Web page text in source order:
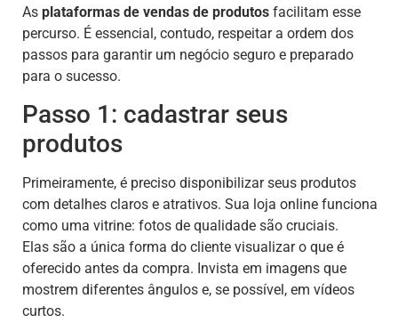
As plataformas de vendas de produtos facilitam esse
percurso. É essencial, contudo, respeitar a ordem dos
passos para garantir um negócio seguro e preparado
para o sucesso.
Passo 1: cadastrar seus
produtos
Primeiramente, é preciso disponibilizar seus produtos
com detalhes claros e atrativos. Sua loja online funciona
como uma vitrine: fotos de qualidade são cruciais.
Elas são a única forma do cliente visualizar o que é
oferecido antes da compra. Invista em imagens que
mostrem diferentes ângulos e, se possível, em vídeos
curtos.